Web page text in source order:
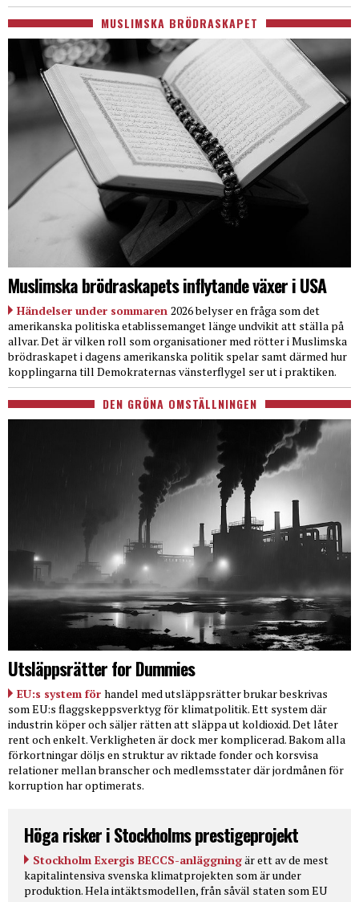
MUSLIMSKA BRÖDRASKAPET
Muslimska brödraskapets inflytande växer i USA
Händelser under sommaren 2026 belyser en fråga som det
amerikanska politiska etablissemanget länge undvikit att ställa på
allvar. Det är vilken roll som organisationer med rötter i Muslimska
brödraskapet i dagens amerikanska politik spelar samt därmed hur
kopplingarna till Demokraternas vänsterflygel ser ut i praktiken.
DEN GRÖNA OMSTÄLLNINGEN
Utsläppsrätter for Dummies
EU:s system för handel med utsläppsrätter brukar beskrivas
som EU:s flaggskeppsverktyg för klimatpolitik. Ett system där
industrin köper och säljer rätten att släppa ut koldioxid. Det låter
rent och enkelt. Verkligheten är dock mer komplicerad. Bakom alla
förkortningar döljs en struktur av riktade fonder och korsvisa
relationer mellan branscher och medlemsstater där jordmånen för
korruption har optimerats.
Höga risker i Stockholms prestigeprojekt
Stockholm Exergis BECCS-anläggningär ett av de mest
kapitalintensiva svenska klimatprojekten som är under
produktion. Hela intäktsmodellen, från såväl staten som EU